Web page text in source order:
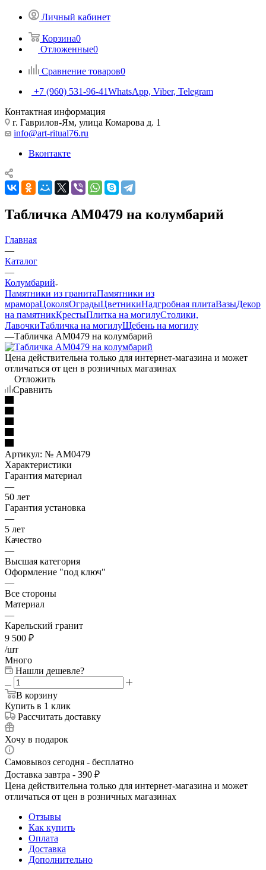
Личный кабинет
Корзина0
Отложенные0
Сравнение товаров0
+7 (960) 531-96-41WhatsApp, Viber, Telegram
Контактная информация
г. Гаврилов-Ям, улица Комарова д. 1
info@art-ritual76.ru
Вконтакте
Табличка AM0479 на колумбарий
Главная
—
Каталог
—
Колумбарий
Памятники из гранитаПамятники из
мрамораЦоколяОградыЦветникиНадгробная плитаВазыДекор
на памятникКрестыПлитка на могилуСтолики,
ЛавочкиТабличка на могилуЩебень на могилу
—Табличка AM0479 на колумбарий
Цена действительна только для интернет-магазина и может
отличаться от цен в розничных магазинах
Отложить
Сравнить
Артикул: № AM0479
Характеристики
Гарантия материал
—
50 лет
Гарантия установка
—
5 лет
Качество
—
Высшая категория
Оформление "под ключ"
—
Все стороны
Материал
—
Карельский гранит
9 500 ₽
/шт
Много
Нашли дешевле?
В корзину
Купить в 1 клик
Рассчитать доставку
Хочу в подарок
Самовывоз сегодня - бесплатно
Доставка завтра - 390 ₽
Цена действительна только для интернет-магазина и может
отличаться от цен в розничных магазинах
Отзывы
Как купить
Оплата
Доставка
Дополнительно